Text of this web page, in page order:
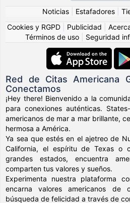
Noticias Estafadores
Cookies y RGPD
Publicidad
Términos de uso
Seguridad
Red de Citas Americana
Conectamos
¡Hey there! Bienvenido a la
para conexiones auténticas.
americanos de mar a mar brillante,
hermosa a América.
Ya sea que estés en el ajetreo de
California, el espíritu de Texas o
grandes estados, encuentra
comparten tus valores y sueños.
Experimenta nuestra plataforma
encarna valores americanos de
búsqueda de felicidad a través de